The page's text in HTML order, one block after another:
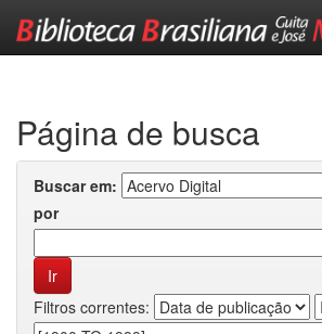
Página de busca
Buscar em:
por
Filtros correntes: